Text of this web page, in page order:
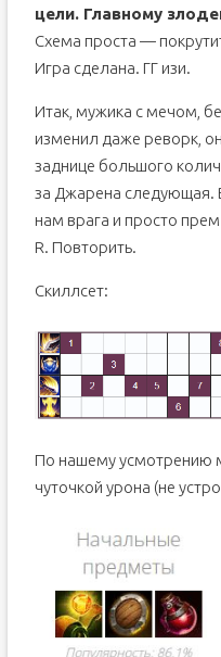
цели. Главному
Схема проста —
Игра сделана. ГГ изи.
Итак, мужика с мечом,
изменил даже реворк,
заднице большого
за Джарена следующая.
нам врага и просто
R. Повторить.
Скиллсет:
По нашему усмотрению
чуточкой урона (не